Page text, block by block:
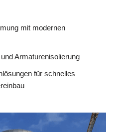
mit modernen
Armaturenisolierung
für schnelles